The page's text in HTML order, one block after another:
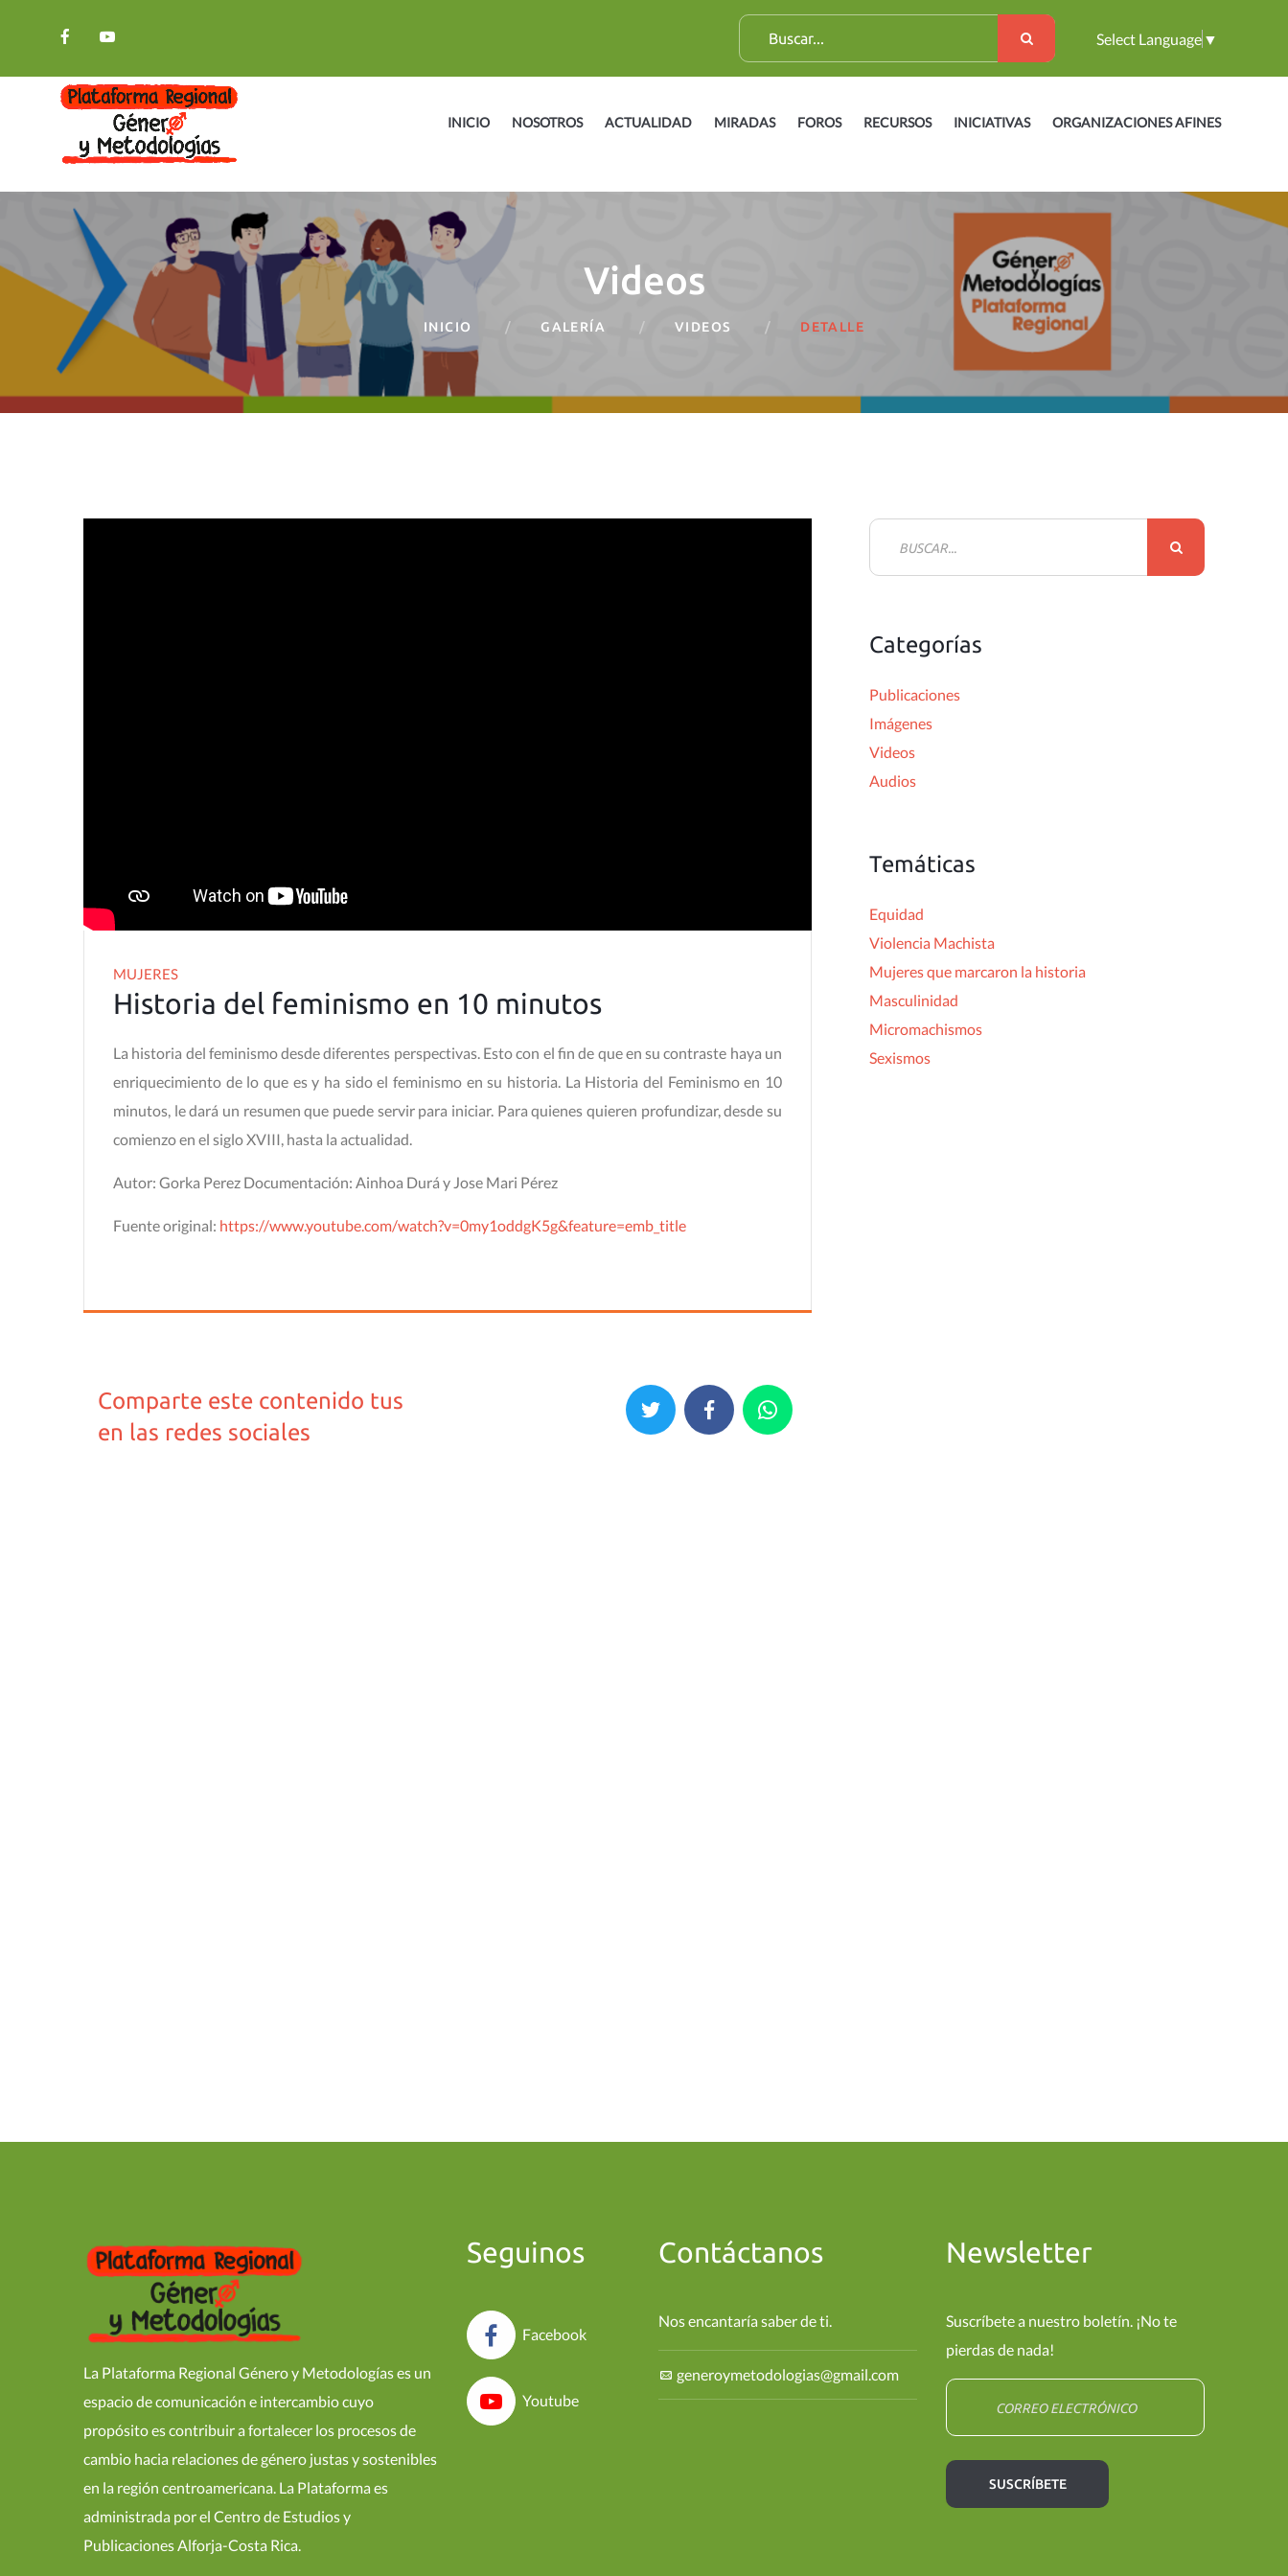
B
u
c
Select Language ▼
INICIO NOSOTROS ACTUALIDAD MIRADAS FOROS RECURSOS INICIATIVAS ORGANIZACIONES AFINES
Videos
INICIO GALERÍA VIDEOS DETALLE
MUJERES
Historia del feminismo en 10 minutos
La historia del feminismo desde diferentes perspectivas. Esto con el fin de que en su contraste haya un
enriquecimiento de lo que es y ha sido el feminismo en su historia. La Historia del Feminismo en 10
minutos, le dará un resumen que puede servir para iniciar. Para quienes quieren profundizar, desde su
comienzo en el siglo XVIII, hasta la actualidad.
Autor: Gorka Perez Documentación: Ainhoa Durá y Jose Mari Pérez
Fuente original: https://www.youtube.com/watch?v=0my1oddgK5g&feature=emb_title
Comparte este contenido tus
en las redes sociales
B
a
:
Categorías
Publicaciones
Imágenes
Videos
Audios
Temáticas
Equidad
Violencia Machista
Mujeres que marcaron la historia
Masculinidad
Micromachismos
Sexismos
La Plataforma Regional Género y Metodologías es un
espacio de comunicación e intercambio cuyo
propósito es contribuir a fortalecer los procesos de
cambio hacia relaciones de género justas y sostenibles
en la región centroamericana. La Plataforma es
administrada por el Centro de Estudios y
Publicaciones Alforja-Costa Rica.
Seguinos
Facebook
Youtube
Contáctanos
Nos encantaría saber de ti.
generoymetodologias@gmail.com
Newsletter
Suscríbete a nuestro boletín. ¡No te
pierdas de nada!